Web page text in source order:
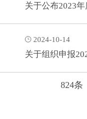
关于公布2023
2024-10-14
关于组织申报
824条